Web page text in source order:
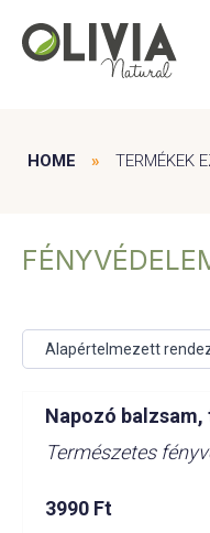
HOME » TERMÉKEK
Napozó
Természetes
3990 Ft